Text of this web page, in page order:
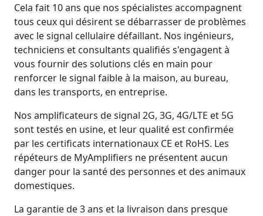
Cela fait 10 ans que nos spécialistes accompagnent
tous ceux qui désirent se débarrasser de problèmes
avec le signal cellulaire défaillant. Nos ingénieurs,
techniciens et consultants qualifiés s'engagent à
vous fournir des solutions clés en main pour
renforcer le signal faible à la maison, au bureau,
dans les transports, en entreprise.
Nos amplificateurs de signal 2G, 3G, 4G/LTE et 5G
sont testés en usine, et leur qualité est confirmée
par les certificats internationaux CE et RoHS. Les
répéteurs de MyAmplifiers ne présentent aucun
danger pour la santé des personnes et des animaux
domestiques.
La garantie de 3 ans et la livraison dans presque